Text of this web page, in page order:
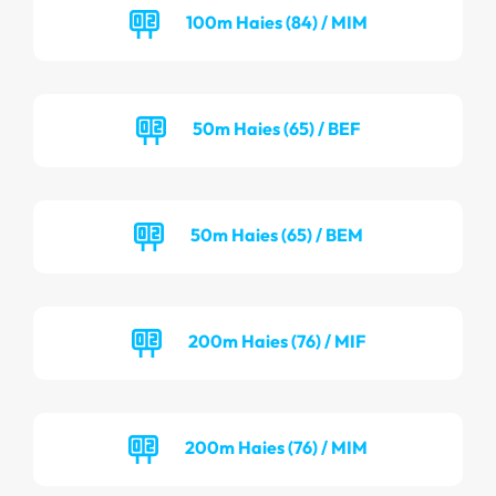
100m Haies (84) / MIM
50m Haies (65) / BEF
50m Haies (65) / BEM
200m Haies (76) / MIF
200m Haies (76) / MIM